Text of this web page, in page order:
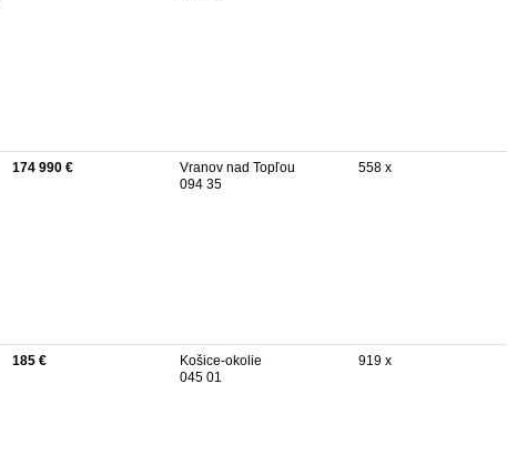
174 990 €
Vranov nad Topľou
094 35
558 x
185 €
Košice-okolie
045 01
919 x